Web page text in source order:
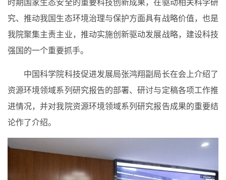
究、推动我国生态环境治理与保护方面具有战略价值，也是
我院聚集主责主业，推动实施创新驱动发展战略，建设科技
强国的一个重要抓手。
中国科学院科技促进发展局张鸿翔副局长在会上介绍了
资源环境领域系列研究报告的部署、研讨与定稿各项工作推
进情况，并对我院资源环境领域系列研究报告成果的重要结
论作了介绍。